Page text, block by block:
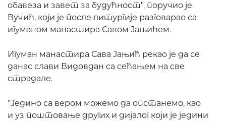
обавеза и завет за будућност", поручио је
Вучић, који је после литургије разговарао са
игуманом манастира Савом Јањићем.
Игуман манастира Сава Јањић рекао је да се
данас слави Видовдан са сећањем на све
страдале.
"Једино са вером можемо да опстанемо, као
и уз поштовање других и дијалог који је једини